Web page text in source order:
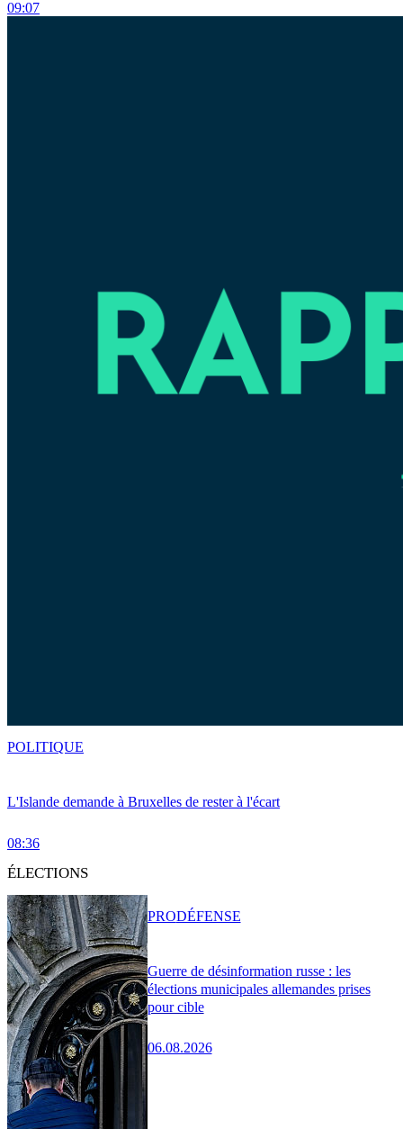
09:07
L'Islande demande à Bruxelles de rester à l'écart
08:36
POLITIQUE
ÉLECTIONS
Guerre de désinformation russe : les
élections municipales allemandes prises
pour cible
06.08.2026
PRODÉFENSE